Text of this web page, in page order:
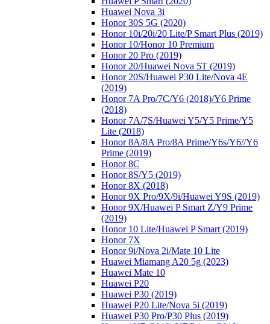
Huawei Nova 3i
Honor 30S 5G (2020)
Honor 10i/20i/20 Lite/P Smart Plus (2019)
Honor 10/Honor 10 Premium
Honor 20 Pro (2019)
Honor 20/Huawei Nova 5T (2019)
Honor 20S/Huawei P30 Lite/Nova 4E
(2019)
Honor 7A Pro/7C/Y6 (2018)/Y6 Prime
(2018)
Honor 7A/7S/Huawei Y5/Y5 Prime/Y5
Lite (2018)
Honor 8A/8A Pro/8A Prime/Y6s/Y6//Y6
Prime (2019)
Honor 8C
Honor 8S/Y5 (2019)
Honor 8X (2018)
Honor 9X Pro/9X/9i/Huawei Y9S (2019)
Honor 9X/Huawei P Smart Z/Y9 Prime
(2019)
Honor 10 Lite/Huawei P Smart (2019)
Honor 7X
Honor 9i/Nova 2i/Mate 10 Lite
Huawei Miamang A20 5g (2023)
Huawei Mate 10
Huawei P20
Huawei P30 (2019)
Huawei P20 Lite/Nova 5i (2019)
Huawei P30 Pro/P30 Plus (2019)